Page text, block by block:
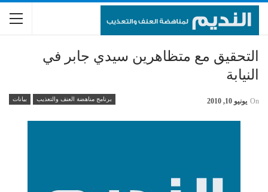
التحقيق مع متظاهرين سيدي جابر في
النيابة
برنامج مناهضة العنف والتعذيب بيانات On يونيو 10, 2010